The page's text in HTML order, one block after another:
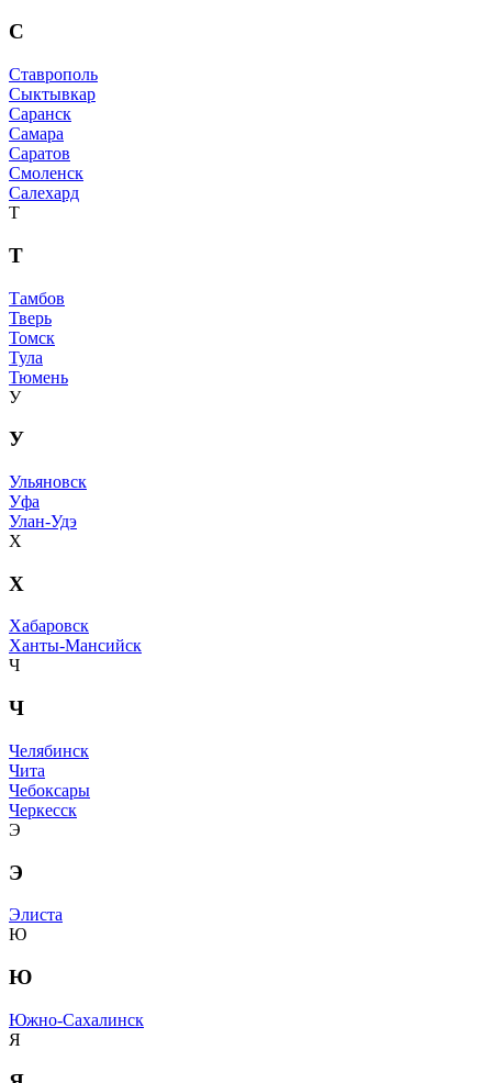
С
Ставрополь
Сыктывкар
Саранск
Самара
Саратов
Смоленск
Салехард
Т
Т
Тамбов
Тверь
Томск
Тула
Тюмень
У
У
Ульяновск
Уфа
Улан-Удэ
Х
Х
Хабаровск
Ханты-Мансийск
Ч
Ч
Челябинск
Чита
Чебоксары
Черкесск
Э
Э
Элиста
Ю
Ю
Южно-Сахалинск
Я